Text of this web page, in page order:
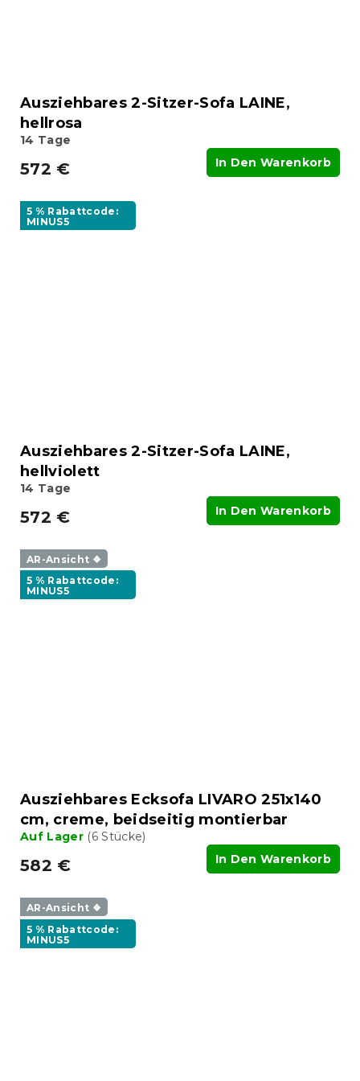
Ausziehbares 2-Sitzer-Sofa LAINE,
hellrosa
14 Tage
572 € In Den Warenkorb
5 % Rabattcode:
MINUS5
Ausziehbares 2-Sitzer-Sofa LAINE,
hellviolett
14 Tage
572 € In Den Warenkorb
AR-Ansicht ❖
5 % Rabattcode:
MINUS5
Ausziehbares Ecksofa LIVARO 251x140
cm, creme, beidseitig montierbar
Auf Lager (6 Stücke)
582 € In Den Warenkorb
AR-Ansicht ❖
5 % Rabattcode:
MINUS5